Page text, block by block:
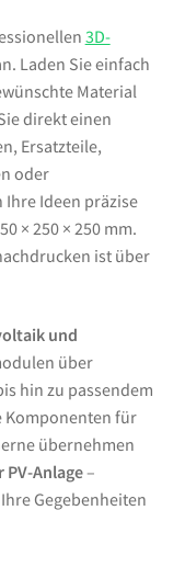
3D-
Laden Sie einfach
Material
direkt einen
Ersatzteile,
oder
Ideen präzise
× 250 × 250 mm.
ist über
und
über
hin zu passendem
Komponenten für
übernehmen
Anlage–
Gegebenheiten